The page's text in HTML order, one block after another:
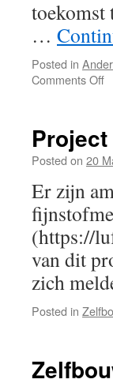
toekomst
…
Posted in
Comments Offon
Posted on 20
Er zijn
(https://
van dit
zich
Posted in